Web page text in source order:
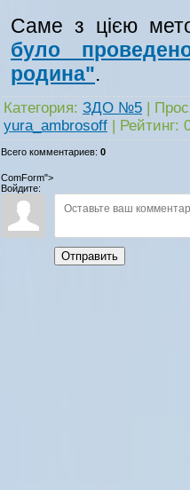
Саме з цією
було
родина".
Категория: ЗДО №5 |
yura_ambrosoff | Рейтинг:
Всего комментариев: 0
ComForm">
Войдите:
Отправить